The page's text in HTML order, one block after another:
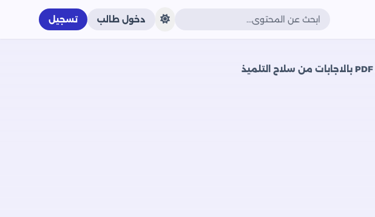
دخول طالب تسجيل